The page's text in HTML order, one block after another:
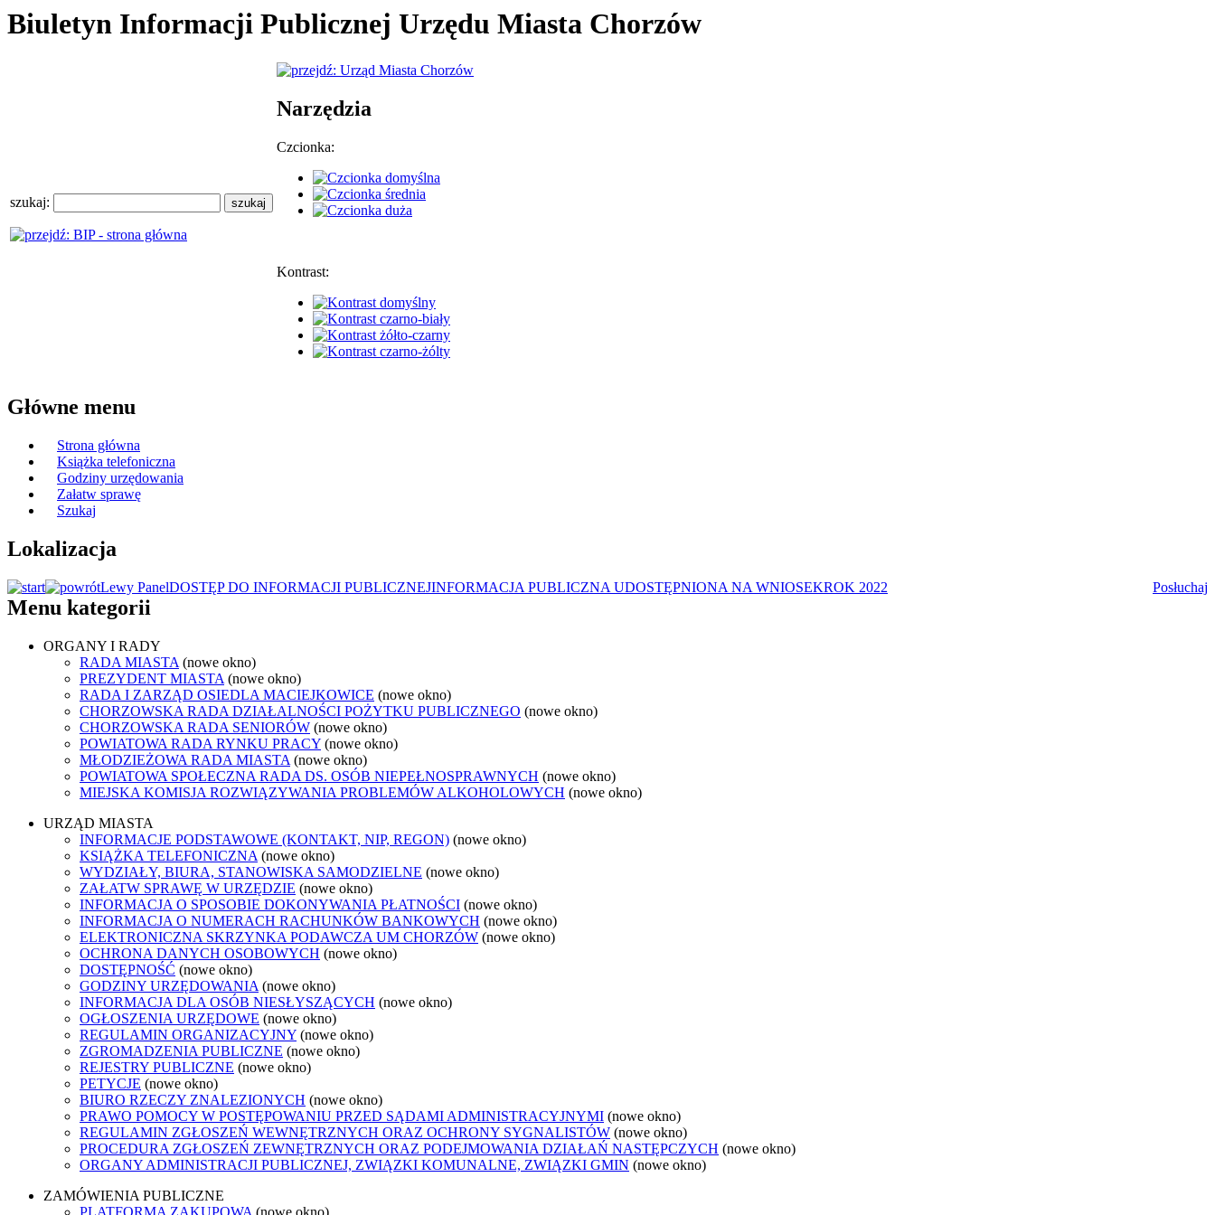
Biuletyn Informacji Publicznej Urzędu Miasta Chorzów
szukaj:
Narzędzia
Czcionka:
Kontrast:
Główne menu
Strona główna
Książka telefoniczna
Godziny urzędowania
Załatw sprawę
Szukaj
Lokalizacja
Posłuchaj
Lewy PanelDOSTĘP DO INFORMACJI PUBLICZNEJINFORMACJA PUBLICZNA UDOSTĘPNIONA NA WNIOSEKROK 2022
Menu kategorii
ORGANY I RADY
RADA MIASTA (nowe okno)
PREZYDENT MIASTA (nowe okno)
RADA I ZARZĄD OSIEDLA MACIEJKOWICE (nowe okno)
CHORZOWSKA RADA DZIAŁALNOŚCI POŻYTKU PUBLICZNEGO (nowe okno)
CHORZOWSKA RADA SENIORÓW (nowe okno)
POWIATOWA RADA RYNKU PRACY (nowe okno)
MŁODZIEŻOWA RADA MIASTA (nowe okno)
POWIATOWA SPOŁECZNA RADA DS. OSÓB NIEPEŁNOSPRAWNYCH (nowe okno)
MIEJSKA KOMISJA ROZWIĄZYWANIA PROBLEMÓW ALKOHOLOWYCH (nowe okno)
URZĄD MIASTA
INFORMACJE PODSTAWOWE (KONTAKT, NIP, REGON) (nowe okno)
KSIĄŻKA TELEFONICZNA (nowe okno)
WYDZIAŁY, BIURA, STANOWISKA SAMODZIELNE (nowe okno)
ZAŁATW SPRAWĘ W URZĘDZIE (nowe okno)
INFORMACJA O SPOSOBIE DOKONYWANIA PŁATNOŚCI (nowe okno)
INFORMACJA O NUMERACH RACHUNKÓW BANKOWYCH (nowe okno)
ELEKTRONICZNA SKRZYNKA PODAWCZA UM CHORZÓW (nowe okno)
OCHRONA DANYCH OSOBOWYCH (nowe okno)
DOSTĘPNOŚĆ (nowe okno)
GODZINY URZĘDOWANIA (nowe okno)
INFORMACJA DLA OSÓB NIESŁYSZĄCYCH (nowe okno)
OGŁOSZENIA URZĘDOWE (nowe okno)
REGULAMIN ORGANIZACYJNY (nowe okno)
ZGROMADZENIA PUBLICZNE (nowe okno)
REJESTRY PUBLICZNE (nowe okno)
PETYCJE (nowe okno)
BIURO RZECZY ZNALEZIONYCH (nowe okno)
PRAWO POMOCY W POSTĘPOWANIU PRZED SĄDAMI ADMINISTRACYJNYMI (nowe okno)
REGULAMIN ZGŁOSZEŃ WEWNĘTRZNYCH ORAZ OCHRONY SYGNALISTÓW (nowe okno)
PROCEDURA ZGŁOSZEŃ ZEWNĘTRZNYCH ORAZ PODEJMOWANIA DZIAŁAŃ NASTĘPCZYCH (nowe okno)
ORGANY ADMINISTRACJI PUBLICZNEJ, ZWIĄZKI KOMUNALNE, ZWIĄZKI GMIN (nowe okno)
ZAMÓWIENIA PUBLICZNE
PLATFORMA ZAKUPOWA (nowe okno)